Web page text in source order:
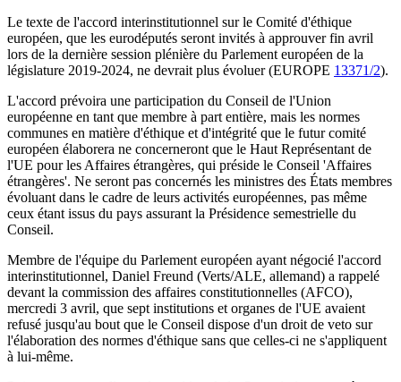
Le texte de l'accord interinstitutionnel sur le Comité d'éthique
européen, que les eurodéputés seront invités à approuver fin avril
lors de la dernière session plénière du Parlement européen de la
législature 2019-2024, ne devrait plus évoluer (EUROPE 13371/2).
L'accord prévoira une participation du Conseil de l'Union
européenne en tant que membre à part entière, mais les normes
communes en matière d'éthique et d'intégrité que le futur comité
européen élaborera ne concerneront que le Haut Représentant de
l'UE pour les Affaires étrangères, qui préside le Conseil 'Affaires
étrangères'. Ne seront pas concernés les ministres des États membres
évoluant dans le cadre de leurs activités européennes, pas même
ceux étant issus du pays assurant la Présidence semestrielle du
Conseil.
Membre de l'équipe du Parlement européen ayant négocié l'accord
interinstitutionnel, Daniel Freund (Verts/ALE, allemand) a rappelé
devant la commission des affaires constitutionnelles (AFCO),
mercredi 3 avril, que sept institutions et organes de l'UE avaient
refusé jusqu'au bout que le Conseil dispose d'un droit de veto sur
l'élaboration des normes d'éthique sans que celles-ci ne s'appliquent
à lui-même.